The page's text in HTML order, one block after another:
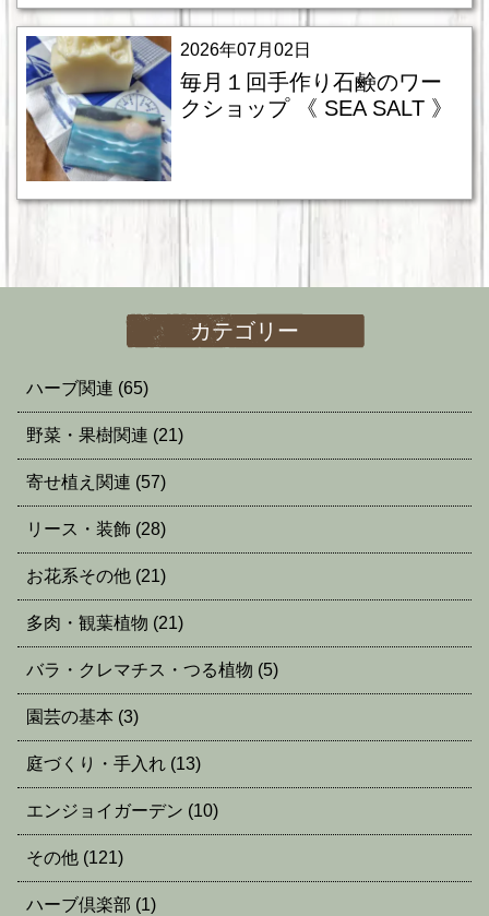
2026年07月02日
毎月１回手作り石鹸のワー
クショップ 《 SEA SALT 》
カテゴリー
ハーブ関連 (65)
野菜・果樹関連 (21)
寄せ植え関連 (57)
リース・装飾 (28)
お花系その他 (21)
多肉・観葉植物 (21)
バラ・クレマチス・つる植物 (5)
園芸の基本 (3)
庭づくり・手入れ (13)
エンジョイガーデン (10)
その他 (121)
ハーブ倶楽部 (1)